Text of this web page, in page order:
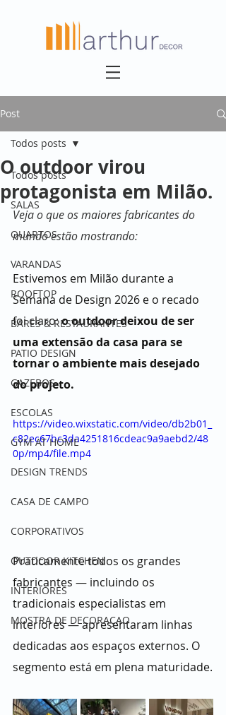
Post
Todos posts
SALAS
QUARTOS
VARANDAS
ROOFTOP
BARES & RESTAURANTES
PATIO DESIGN
GAZEBOS
ESCOLAS
GYM AT HOME
DESIGN TRENDS
CASA DE CAMPO
CORPORATIVOS
OUTDOOR KITCHEN
INTERIORES
MOSTRA DE DECORAÇAO
Todos posts
O outdoor virou
protagonista em Milão.
Veja o que os maiores fabricantes do
mundo estão mostrando:
Estivemos em Milão durante a
Semana de Design 2026 e o recado
foi claro: o outdoor deixou de ser
uma extensão da casa para se
tornar o ambiente mais desejado
do projeto.
https://video.wixstatic.com/video/db2b01_
c82ec67bc3da4251816cdeac9a9aebd2/48
0p/mp4/file.mp4
Praticamente todos os grandes
fabricantes — incluindo os
tradicionais especialistas em
interiores — apresentaram linhas
dedicadas aos espaços externos. O
segmento está em plena maturidade.